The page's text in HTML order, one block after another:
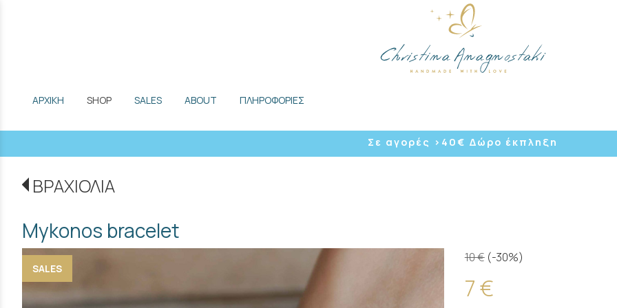
ΑΡΧΙΚΗ SHOP SALES ABOUT ΠΛΗΡΟΦΟΡΙΕΣ
Σε αγορές >40 € Δώρο έκπληξη
ΒΡΑΧΙΟΛΙΑ
Mykonos bracelet
SALES
10 € (-30%)
7 €